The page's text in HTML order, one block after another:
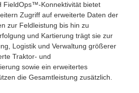
FieldOps™-Konnektivität bietet
Zugriff auf erweiterte Daten der
zur Feldleistung bis hin zu
und Kartierung trägt sie zur
Logistik und Verwaltung größerer
Traktor- und
sowie ein erweitertes
die Gesamtleistung zusätzlich.